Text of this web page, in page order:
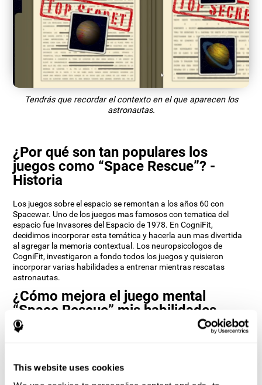
This website uses cookies
Tendrás que recordar el contexto en el que aparecen los
astronautas.
¿Por qué son tan populares los
juegos como “Space Rescue”? -
Historia
Los juegos sobre el espacio se remontan a los años 60 con
Spacewar. Uno de los juegos mas famosos con tematica del
espacio fue Invasores del Espacio de 1978. En CogniFit,
decidimos incorporar esta temática y hacerla aun mas divertida
al agregar la memoria contextual. Los neuropsicologos de
CogniFit, investigaron a fondo todos los juegos y quisieron
incorporar varias habilidades a entrenar mientras rescatas
astronautas.
¿Cómo mejora el juego mental
“Space Rescue” mis habilidades
cognitivas?
consistente nuestras habilidades, puede ayudar a crear nuevas